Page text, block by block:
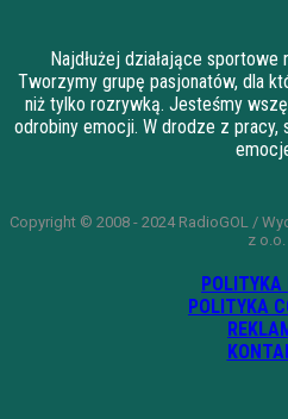
Najdłużej działające sportowe
Tworzymy grupę pasjonatów, dla
niż tylko rozrywką. Jesteśmy
odrobiny emocji. W drodze z pracy,
Copyright © 2008 - 2024 RadioGOL /
z o.o.
POLITYKA
POLITYKA